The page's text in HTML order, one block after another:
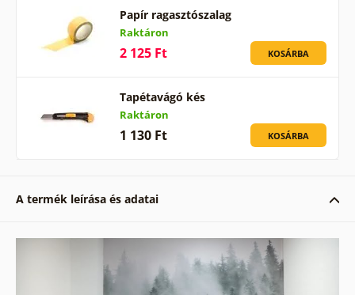
Papír ragasztószalag
Raktáron
2 125 Ft KOSÁRBA
Tapétavágó kés
Raktáron
1 130 Ft KOSÁRBA
A termék leírása és adatai